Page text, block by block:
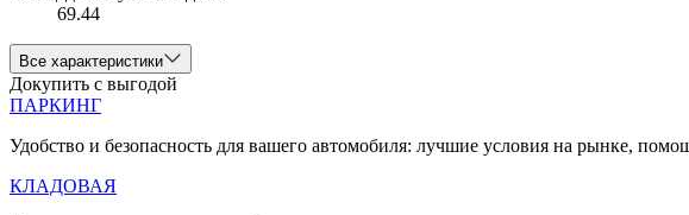
69.44
Все характеристики
Докупить с выгодой
ПАРКИНГ
Удобство и безопасность для вашего автомобиля: лучшие условия на рынке,
КЛАДОВАЯ